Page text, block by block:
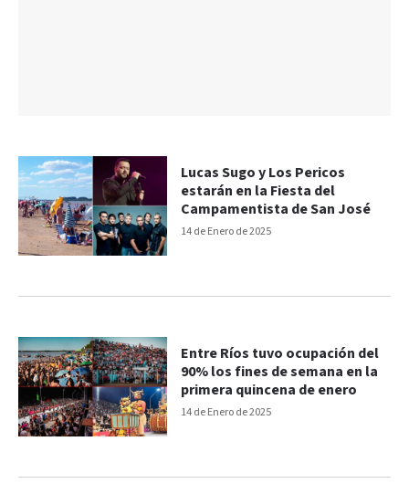
14 de Enero de 2025
Lucas Sugo y Los Pericos
estarán en la Fiesta del
Campamentista de San José
14 de Enero de 2025
Entre Ríos tuvo ocupación del
90% los fines de semana en la
primera quincena de enero